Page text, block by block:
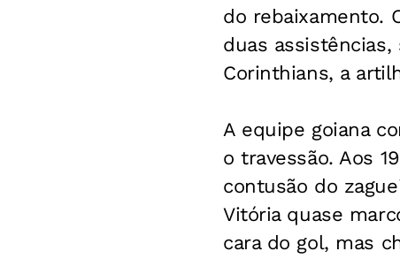
do rebaixamento.
duas assistências,
Corinthians, a
A equipe goiana
o travessão. Aos
contusão do
Vitória quase
cara do gol, mas